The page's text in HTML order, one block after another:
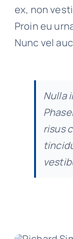
ex, non
Proin eu
Nunc vel
Nulla
risus